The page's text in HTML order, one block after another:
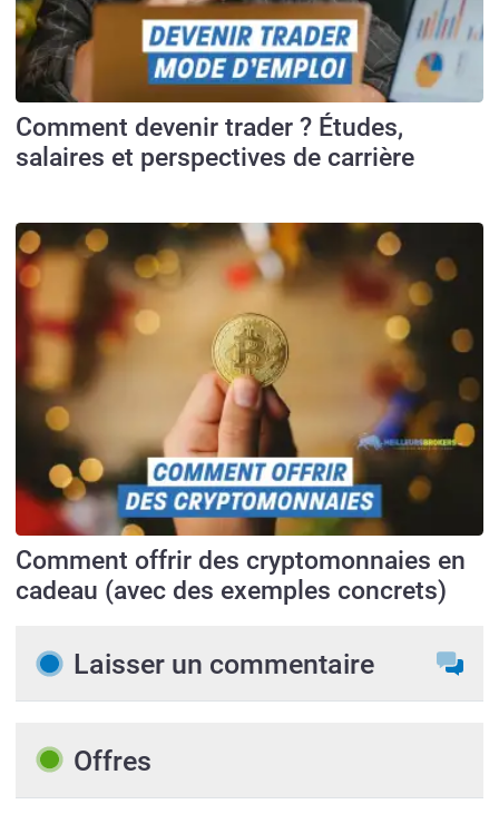
Comment devenir trader ? Études,
salaires et perspectives de carrière
Comment offrir des cryptomonnaies en
cadeau (avec des exemples concrets)
Laisser un commentaire
Offres